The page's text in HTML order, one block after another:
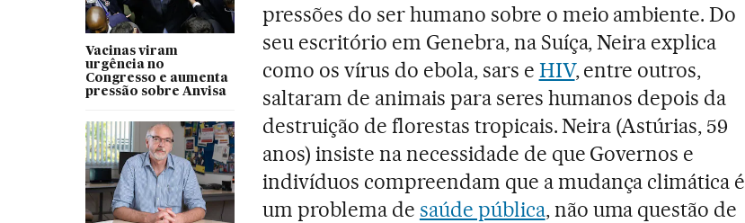
Vacinas viram
urgência no
Congresso e aumenta
pressão sobre Anvisa
pressões do ser humano sobre o meio ambiente. Do
seu escritório em Genebra, na Suíça, Neira explica
como os vírus do ebola, sars e HIV, entre outros,
saltaram de animais para seres humanos depois da
destruição de florestas tropicais. Neira (Astúrias, 59
anos) insiste na necessidade de que Governos e
indivíduos compreendam que a mudança climática é
um problema de saúde pública, não uma questão de